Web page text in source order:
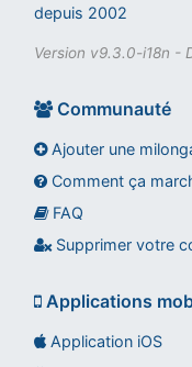
depuis 2002
Version v9.3.0-i18n -
Communauté
Ajouter une
Comment ça
FAQ
Supprimer votre
Applications
Application iOS
Assistant tango-
Questions sur les milongas,